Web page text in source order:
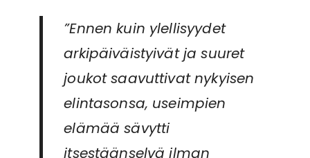
”Ennen kuin ylellisyydet
arkipäiväistyivät ja suuret
joukot saavuttivat nykyisen
elintasonsa, useimpien
elämää sävytti
itsestäänselvä ilman